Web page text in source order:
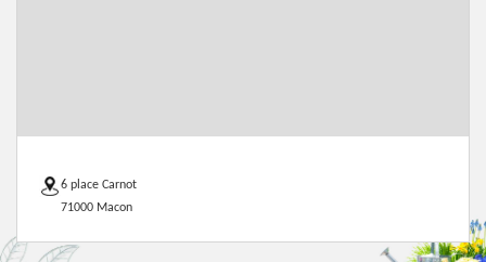
6 place Carnot
71000 Macon